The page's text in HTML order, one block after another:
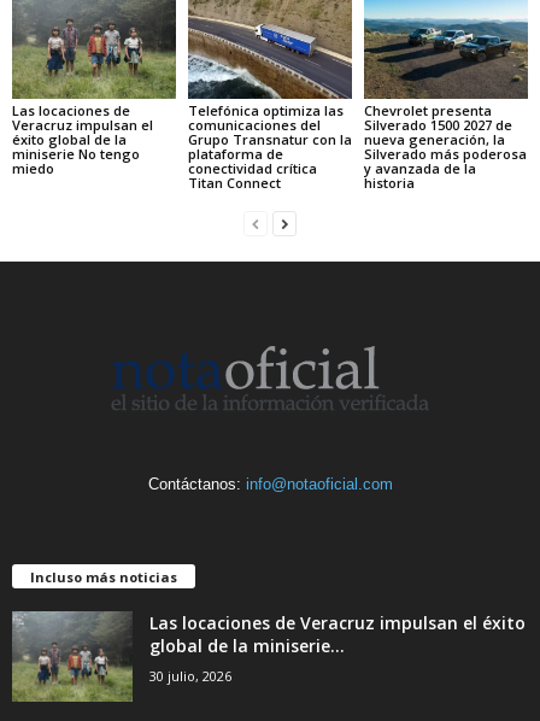
Las locaciones de
Veracruz impulsan el
éxito global de la
miniserie No tengo
miedo
Telefónica optimiza las
comunicaciones del
Grupo Transnatur con la
plataforma de
conectividad crítica
Titan Connect
Chevrolet presenta
Silverado 1500 2027 de
nueva generación, la
Silverado más poderosa
y avanzada de la
historia
Contáctanos: info@notaoficial.com
Incluso más noticias
Las locaciones de Veracruz impulsan el éxito
global de la miniserie...
30 julio, 2026